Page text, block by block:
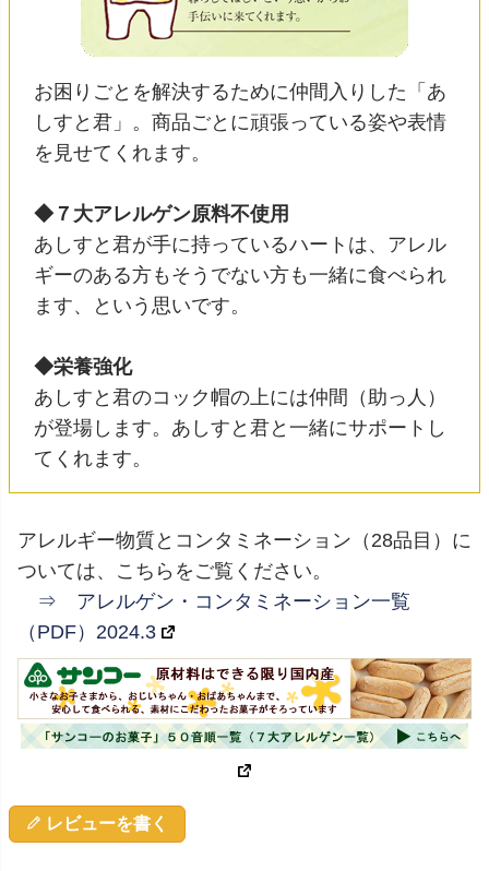
お困りごとを解決するために仲間入りした「あ
しすと君」。商品ごとに頑張っている姿や表情
を見せてくれます。
◆７大アレルゲン原料不使用
あしすと君が手に持っているハートは、アレル
ギーのある方もそうでない方も一緒に食べられ
ます、という思いです。
◆栄養強化
あしすと君のコック帽の上には仲間（助っ人）
が登場します。あしすと君と一緒にサポートし
てくれます。
アレルギー物質とコンタミネーション（28品目）に
ついては、こちらをご覧ください。
⇒ アレルゲン・コンタミネーション一覧
（PDF）2024.3
レビューを書く